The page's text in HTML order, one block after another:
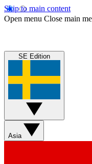
Skip to main content
Open menu Close main
SE Edition
Asia